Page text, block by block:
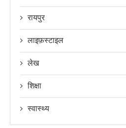
रायपुर
लाइफ़स्टाइल
लेख
शिक्षा
स्वास्थ्य